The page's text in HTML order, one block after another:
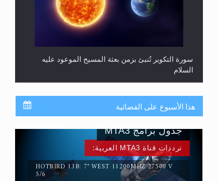
سورة التكوير تُنبئ بزمن بعثة المسيح الموعود عليه
السلام
هذا الأسبوع على الفضائية
ترددات قناة MTA3 العربية:
HOTBIRD 13B: 7° WEST 11200MHZ 27500 V
5/6
جدول برامج MTA3